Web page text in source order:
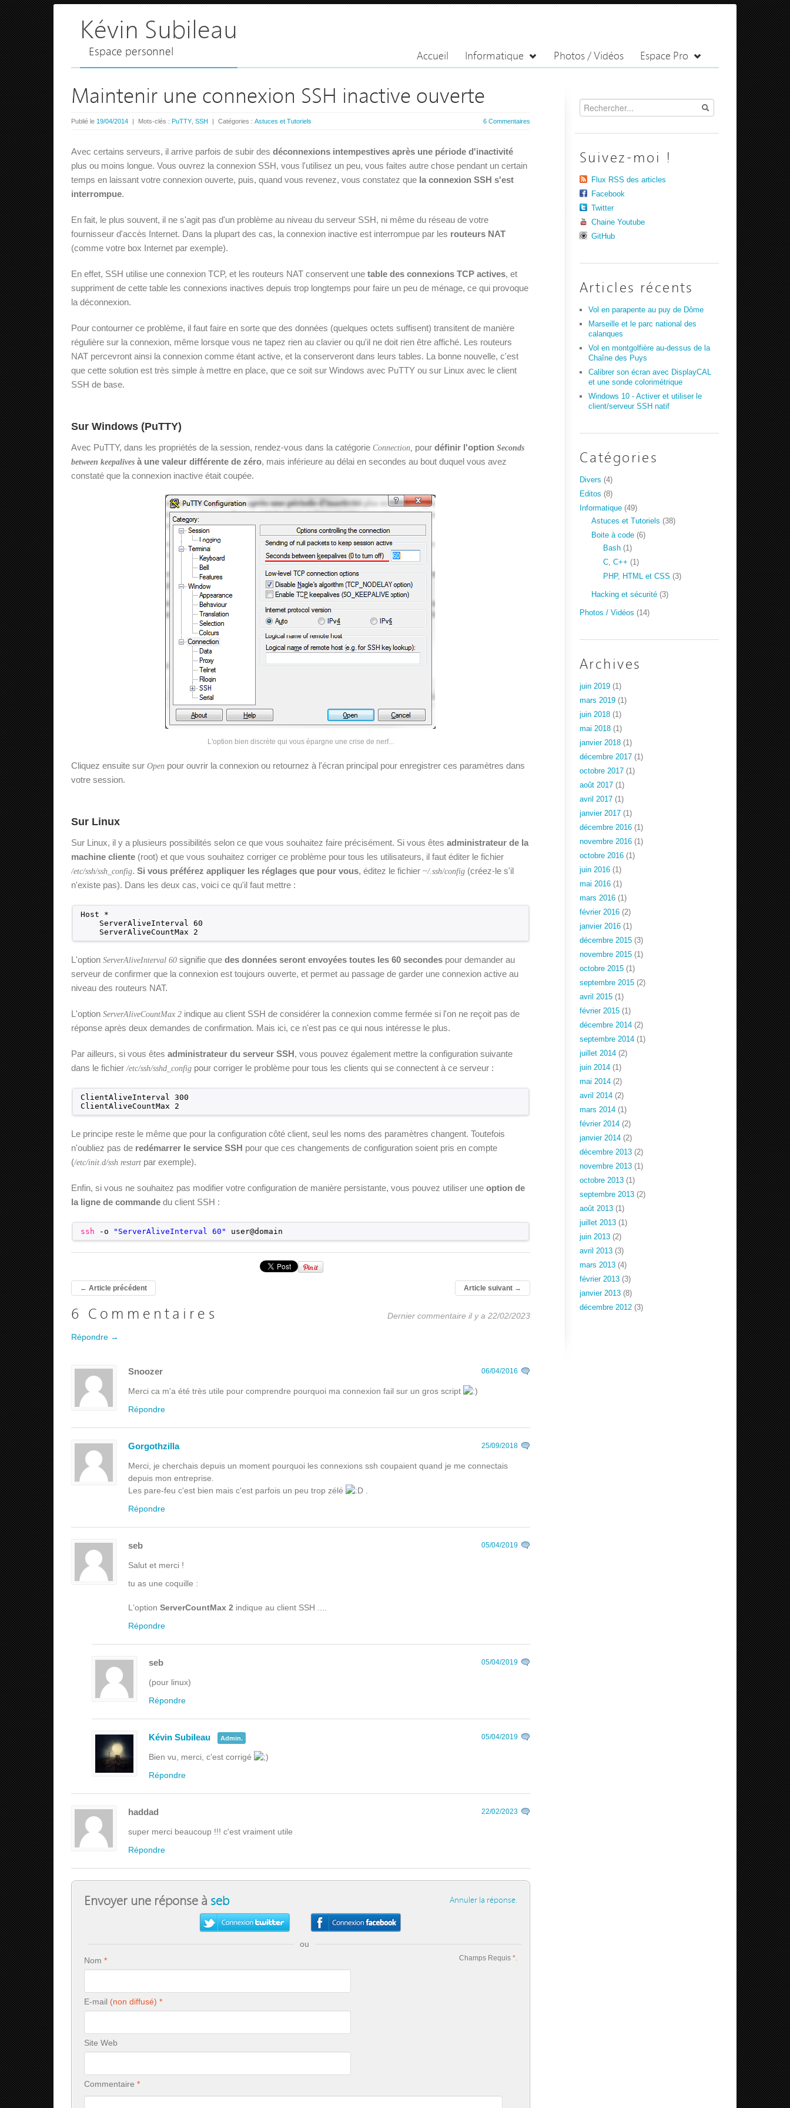
Kévin Subileau
Espace personnel Accueil Informatique Photos / Vidéos Espace Pro
Maintenir une connexion SSH inactive ouverte
6 Commentaires
Publié le 19/04/2014 | Mots-clés : PuTTY SSH | Catégories : Astuces et Tutoriels
Avec certains serveurs, il arrive parfois de subir des déconnexions intempestives après une période d'inactivité
plus ou moins longue. Vous ouvrez la connexion SSH, vous l'utilisez un peu, vous faites autre chose pendant un certain
temps en laissant votre connexion ouverte, puis, quand vous revenez, vous constatez que la connexion SSH s'est
interrompue.
En fait, le plus souvent, il ne s'agit pas d'un problème au niveau du serveur SSH, ni même du réseau de votre
fournisseur d'accès Internet. Dans la plupart des cas, la connexion inactive est interrompue par les routeurs NAT
(comme votre box Internet par exemple).
En effet, SSH utilise une connexion TCP, et les routeurs NAT conservent une table des connexions TCP actives, et
suppriment de cette table les connexions inactives depuis trop longtemps pour faire un peu de ménage, ce qui provoque
la déconnexion.
Pour contourner ce problème, il faut faire en sorte que des données (quelques octets suffisent) transitent de manière
régulière sur la connexion, même lorsque vous ne tapez rien au clavier ou qu'il ne doit rien être affiché. Les routeurs
NAT percevront ainsi la connexion comme étant active, et la conserveront dans leurs tables. La bonne nouvelle, c'est
que cette solution est très simple à mettre en place, que ce soit sur Windows avec PuTTY ou sur Linux avec le client
SSH de base.
Sur Windows (PuTTY)
Avec PuTTY, dans les propriétés de la session, rendez-vous dans la catégorie Connection, pour définir l'option Seconds
between keepalives à une valeur différente de zéro, mais inférieure au délai en secondes au bout duquel vous avez
constaté que la connexion inactive était coupée.
L'option bien discrète qui vous épargne une crise de nerf...
Cliquez ensuite sur Open pour ouvrir la connexion ou retournez à l'écran principal pour enregistrer ces paramètres dans
votre session.
Sur Linux
Sur Linux, il y a plusieurs possibilités selon ce que vous souhaitez faire précisément. Si vous êtes administrateur de la
machine cliente (root) et que vous souhaitez corriger ce problème pour tous les utilisateurs, il faut éditer le fichier
/etc/ssh/ssh_config. Si vous préférez appliquer les réglages que pour vous, éditez le fichier ~/.ssh/config (créez-le s'il
n'existe pas). Dans les deux cas, voici ce qu'il faut mettre :
Host *
ServerAliveInterval 60
ServerAliveCountMax 2
L'option ServerAliveInterval 60 signifie que des données seront envoyées toutes les 60 secondes pour demander au
serveur de confirmer que la connexion est toujours ouverte, et permet au passage de garder une connexion active au
niveau des routeurs NAT.
L'option ServerAliveCountMax 2 indique au client SSH de considérer la connexion comme fermée si l'on ne reçoit pas de
réponse après deux demandes de confirmation. Mais ici, ce n'est pas ce qui nous intéresse le plus.
Par ailleurs, si vous êtes administrateur du serveur SSH, vous pouvez également mettre la configuration suivante
dans le fichier /etc/ssh/sshd_config pour corriger le problème pour tous les clients qui se connectent à ce serveur :
ClientAliveInterval 300
ClientAliveCountMax 2
Le principe reste le même que pour la configuration côté client, seul les noms des paramètres changent. Toutefois
n'oubliez pas de redémarrer le service SSH pour que ces changements de configuration soient pris en compte
(/etc/init.d/ssh restart par exemple).
Enfin, si vous ne souhaitez pas modifier votre configuration de manière persistante, vous pouvez utiliser une option de
la ligne de commande du client SSH :
ssh -o "ServerAliveInterval 60" user@domain
← Article précédent Article suivant→
6 Commentaires Dernier commentaire il y a 22/02/2023
Répondre →
Snoozer 06/04/2016
Merci ca m'a été très utile pour comprendre pourquoi ma connexion fail sur un gros script
Répondre
Gorgothzilla 25/09/2018
Merci, je cherchais depuis un moment pourquoi les connexions ssh coupaient quand je me connectais
depuis mon entreprise.
Les pare-feu c'est bien mais c'est parfois un peu trop zélé
Répondre
seb 05/04/2019
Salut et merci !
tu as une coquille :
L'option ServerCountMax 2 indique au client SSH ....
Répondre
seb 05/04/2019
(pour linux)
Répondre
Kévin Subileau Admin. 05/04/2019
Bien vu, merci, c'est corrigé
Répondre
haddad 22/02/2023
super merci beaucoup !!! c'est vraiment utile
Répondre
Envoyer une réponse à seb Annuler la réponse.
ou
Champs Requis *.
Nom
E-mail
Site Web
Commentaire
Suivez-moi !
Flux RSS des articles
Facebook
Twitter
Chaine Youtube
GitHub
Articles récents
Vol en parapente au puy de Dôme
Marseille et le parc national des
calanques
Vol en montgolfière au-dessus de la
Chaîne des Puys
Calibrer son écran avec DisplayCAL
et une sonde colorimétrique
Windows 10 - Activer et utiliser le
client/serveur SSH natif
Catégories
Divers (4)
Editos (8)
Informatique (49)
Astuces et Tutoriels (38)
Boite à code (6)
Bash (1)
C, C++ (1)
PHP, HTML et CSS (3)
Hacking et sécurité (3)
Photos / Vidéos (14)
Archives
juin 2019 (1)
mars 2019 (1)
juin 2018 (1)
mai 2018 (1)
janvier 2018 (1)
décembre 2017 (1)
octobre 2017 (1)
août 2017 (1)
avril 2017 (1)
janvier 2017 (1)
décembre 2016 (1)
novembre 2016 (1)
octobre 2016 (1)
juin 2016 (1)
mai 2016 (1)
mars 2016 (1)
février 2016 (2)
janvier 2016 (1)
décembre 2015 (3)
novembre 2015 (1)
octobre 2015 (1)
septembre 2015 (2)
avril 2015 (1)
février 2015 (1)
décembre 2014 (2)
septembre 2014 (1)
juillet 2014 (2)
juin 2014 (1)
mai 2014 (2)
avril 2014 (2)
mars 2014 (1)
février 2014 (2)
janvier 2014 (2)
décembre 2013 (2)
novembre 2013 (1)
octobre 2013 (1)
septembre 2013 (2)
août 2013 (1)
juillet 2013 (1)
juin 2013 (2)
avril 2013 (3)
mars 2013 (4)
février 2013 (3)
janvier 2013 (8)
décembre 2012 (3)